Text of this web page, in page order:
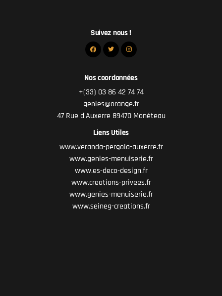
Suivez nous !
Nos coordonnées
+(33) 03 86 42 74 74
genies@orange.fr
47 Rue d'Auxerre 89470 Monéteau
Liens Utiles
www.veranda-pergola-auxerre.fr
www.genies-menuiserie.fr
www.es-deco-design.fr
www.creations-privees.fr
www.genies-menuiserie.fr
www.seineg-creations.fr